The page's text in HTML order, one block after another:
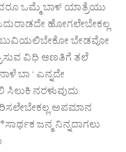
ಒಮ್ಮೆ ಬಾಳ ಯಾತ್ರೆಯು
ಹೋಗಲೇಬೇಕಲ್ಲ
ಬುವಿಯಲಿಬೇಕೋ ಬೇಡವೋ
ವಿಧಿ ಆಣತಿಗೆ ತಲೆ
ಬಾ ‘ ಎನ್ನದೇ
ನರಳುವುದು
ಅಪಮಾನ
ಜನ್ಮ ನಿನ್ನದಾಗಲು